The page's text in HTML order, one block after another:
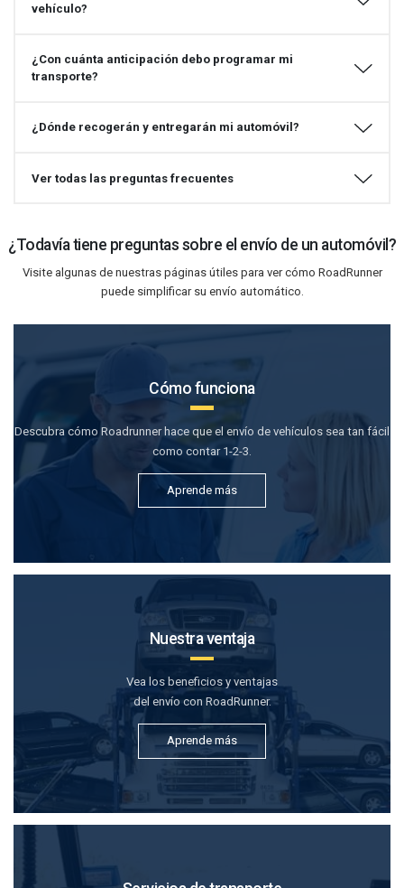
vehículo?
¿Con cuánta anticipación debo programar mi
transporte?
¿Dónde recogerán y entregarán mi automóvil?
Ver todas las preguntas frecuentes
¿Todavía tiene preguntas sobre el envío de un automóvil?
Visite algunas de nuestras páginas útiles para ver cómo RoadRunner
puede simplificar su envío automático.
Cómo funciona
Descubra cómo Roadrunner hace que el envío de vehículos sea tan fácil
como contar 1-2-3.
Aprende más
Nuestra ventaja
Vea los beneficios y ventajas
del envío con RoadRunner.
Aprende más